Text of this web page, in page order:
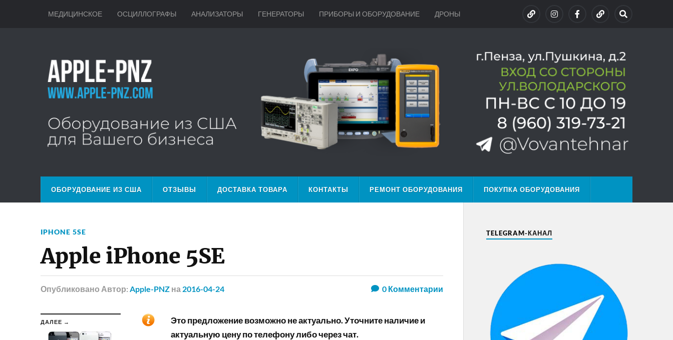
МЕДИЦИНСКОЕ ОСЦИЛЛОГРАФЫ АНАЛИЗАТОРЫ ГЕНЕРАТОРЫ ПРИБОРЫ И ОБОРУДОВАНИЕ ДРОНЫ
ОБОРУДОВАНИЕ ИЗ США ОТЗЫВЫ ДОСТАВКА ТОВАРА КОНТАКТЫ РЕМОНТ ОБОРУДОВАНИЯ ПОКУПКА ОБОРУДОВАНИЯ
IPHONE 5SE
Apple iPhone 5SE
Опубликовано Автор: Apple-PNZ на 2016-04-24 0Комментарии
ДАЛЕЕ →
Это предложение возможно не актуально. Уточните наличие и
актуальную цену по телефону либо через чат.
TELEGRAM-КАНАЛ